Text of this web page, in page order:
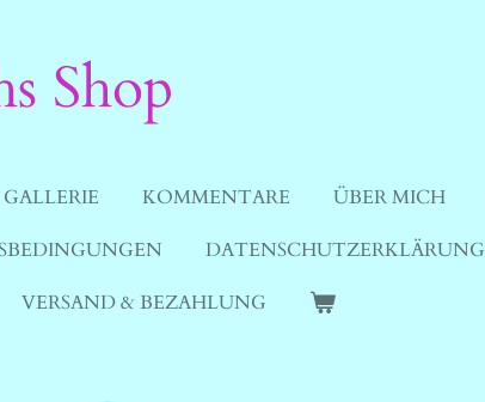
Shop
KOMMENTARE ÜBER MICH
DATENSCHUTZERKLÄRUNG
VERSAND & BEZAHLUNG